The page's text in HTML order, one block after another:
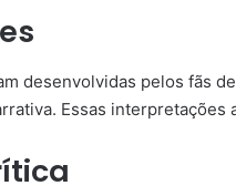
desenvolvidas pelos fãs
Essas interpretações